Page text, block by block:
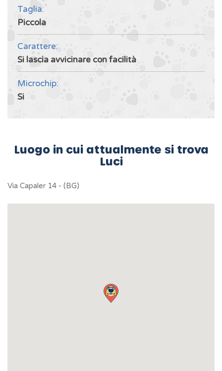
Taglia:
Piccola
Carattere:
Si lascia avvicinare con facilità
Microchip:
Si
Luogo in cui attualmente si trova
Luci
Via Capaler 14 - (BG)